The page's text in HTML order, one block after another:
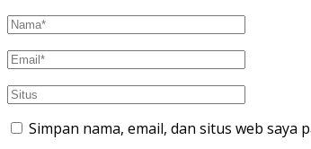
Simpan nama, email, dan situs web